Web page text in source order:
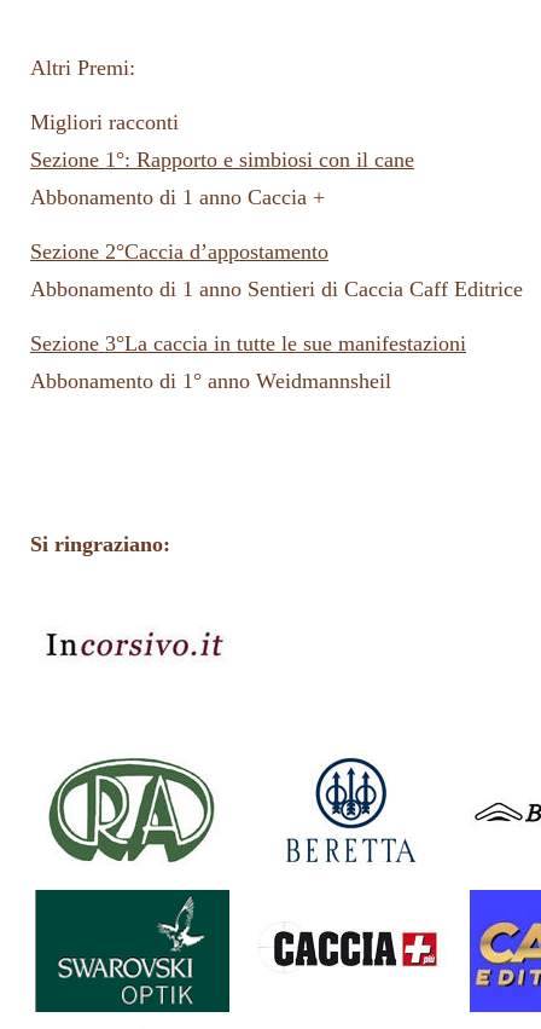
Altri Premi:
Migliori racconti
Sezione 1°: Rapporto e simbiosi con il cane
Abbonamento di 1 anno Caccia +
Sezione 2°Caccia d’appostamento
Abbonamento di 1 anno Sentieri di Caccia Caff Editrice
Sezione 3°La caccia in tutte le sue manifestazioni
Abbonamento di 1° anno Weidmannsheil
Si ringraziano: